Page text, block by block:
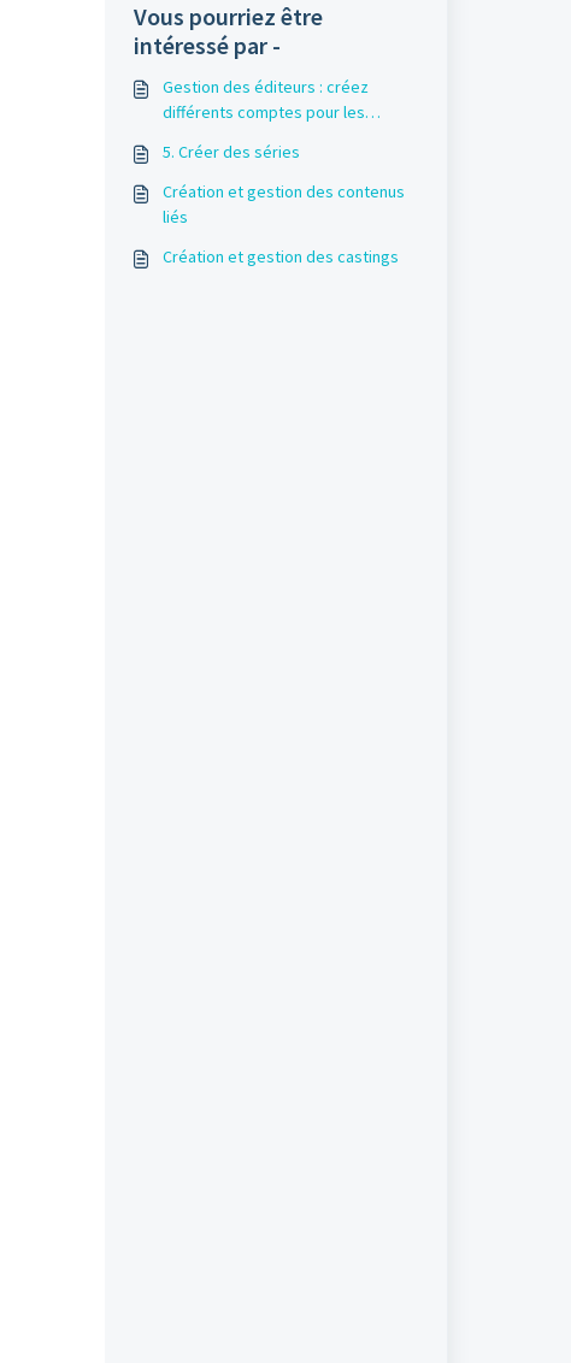
Vous pourriez être
intéressé par -
Gestion des éditeurs : créez
différents comptes pour les
5. Créer des séries
Création et gestion des contenus
liés
Création et gestion des castings